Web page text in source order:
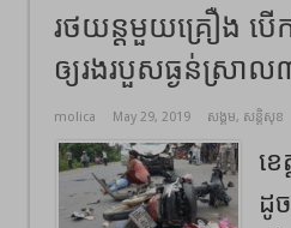
រថយន្ដមួយគ្រឿង ប
ឲ្យរងរបួសធ្ងន់ស្រាល
molica May 29, 2019 សង្គម, សន្តិសុខ
ខ
ដូ